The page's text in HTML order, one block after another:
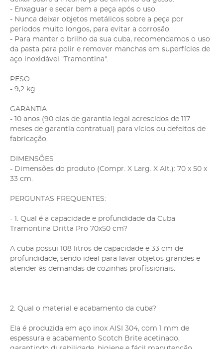
- Enxaguar e secar bem a peça após o uso.
- Nunca deixar objetos metálicos sobre a peça por
períodos muito longos, para evitar a corrosão.
- Para manter o brilho da sua cuba, recomendamos o uso
da pasta para polir e remover manchas em superfícies de
aço inoxidável "Tramontina".
PESO
- 9,2 kg
GARANTIA
- 10 anos (90 dias de garantia legal acrescidos de 117
meses de garantia contratual) para vícios ou defeitos de
fabricação.
DIMENSÕES
- Dimensões do produto (Compr. X Larg. X Alt.): 70 x 50 x
33 cm.
PERGUNTAS FREQUENTES:
- 1. Qual é a capacidade e profundidade da Cuba
Tramontina Dritta Pro 70x50 cm?
A cuba possui 108 litros de capacidade e 33 cm de
profundidade, sendo ideal para lavar objetos grandes e
atender às demandas de cozinhas profissionais.
2. Qual o material e acabamento da cuba?
Ela é produzida em aço inox AISI 304, com 1 mm de
espessura e acabamento Scotch Brite acetinado,